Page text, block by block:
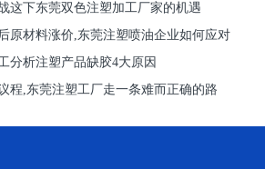
这下东莞双色注塑加工厂家的机遇
原材料涨价,东莞注塑喷油企业如何应对
分析注塑产品缺胶4大原因
程,东莞注塑工厂走一条难而正确的路